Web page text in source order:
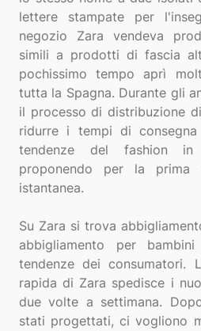
lettere stampate per
negozio Zara vendeva
simili a prodotti di fascia
pochissimo tempo aprì
tutta la Spagna. Durante gli
il processo di distribuzione
ridurre i tempi di
tendenze del fashion
proponendo per la
istantanea.
Su Zara si trova
abbigliamento per
tendenze dei consumatori.
rapida di Zara spedisce i
due volte a settimana.
stati progettati, ci vogliono